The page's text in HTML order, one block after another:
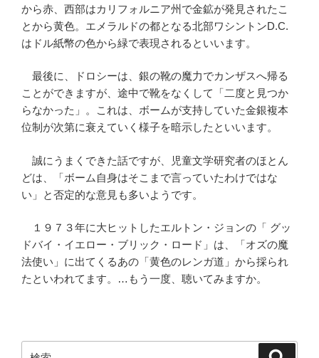
から赤、西部はカリフォルニア州で金鉱が発見されたこ
とから黄色。エメラルドの都となる北部ワシントンD.C.
はドル紙幣の色から緑で表現されるといいます。
最後に、ドロシーは、銀の靴の魔力でカンザスへ帰る
ことができますが、途中で靴をなくして「二度と見つか
らなかった」。これは、ボームが支持していた金銀複本
位制が次第に衰えていく様子を暗示したといいます。
誠にうまくできた話ですが、児童文学研究者のほとん
どは、「ボーム自身はそこまで言っていたわけではな
い」と否定的な意見も多いようです。
１９７３年に大ヒットしたエルトン・ジョンの「 グッ
ドバイ・イエロー・ブリック・ロード」は、「オズの魔
法使い」に出てくるあの「黄色のレンガ道」から採られ
たといわれてます。…もう一度、聴いてみますか。